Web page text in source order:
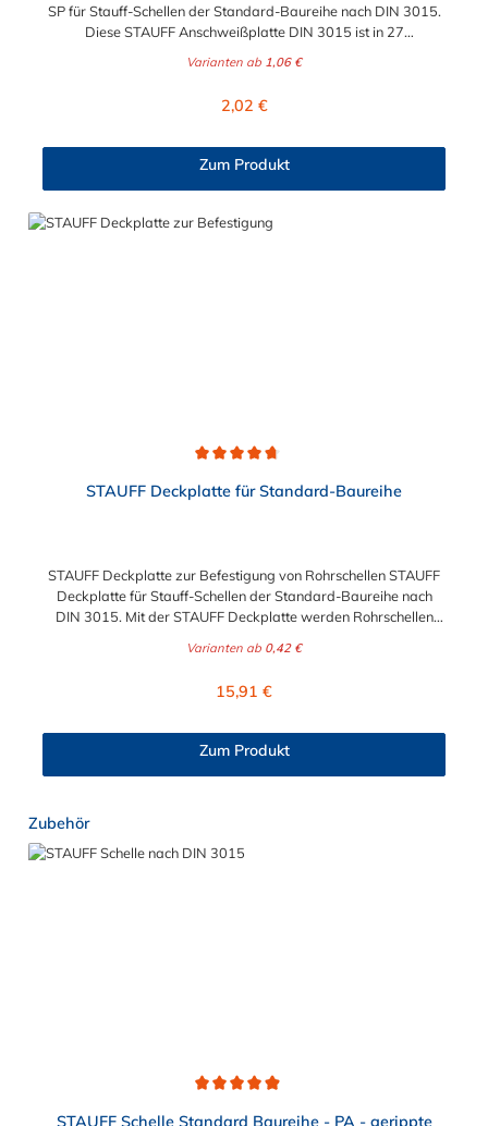
SP für Stauff-Schellen der Standard-Baureihe nach DIN 3015.
Diese STAUFF Anschweißplatte DIN 3015 ist in 27
Varianten ab 1,06 €
Regulärer Preis:
2,02 €
Zum Produkt
STAUFF Deckplatte für Standard-Baureihe
STAUFF Deckplatte zur Befestigung von Rohrschellen STAUFF
Deckplatte für Stauff-Schellen der Standard-Baureihe nach
DIN 3015. Mit der STAUFF Deckplatte werden Rohrschellen
Varianten ab 0,42 €
Regulärer Preis:
15,91 €
Zum Produkt
Produktgalerie überspringen
Zubehör
STAUFF Schelle Standard Baureihe - PA - gerippte